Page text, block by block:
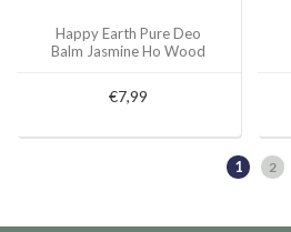
Happy Earth Pure Deo
Balm Jasmine Ho Wood
€7,99
1 2